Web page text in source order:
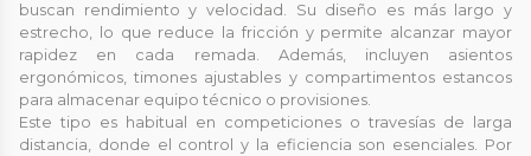
buscan rendimiento y velocidad. Su diseño es más largo y
estrecho, lo que reduce la fricción y permite alcanzar mayor
rapidez en cada remada. Además, incluyen asientos
ergonómicos, timones ajustables y compartimentos estancos
para almacenar equipo técnico o provisiones.
Este tipo es habitual en competiciones o travesías de larga
distancia, donde el control y la eficiencia son esenciales. Por